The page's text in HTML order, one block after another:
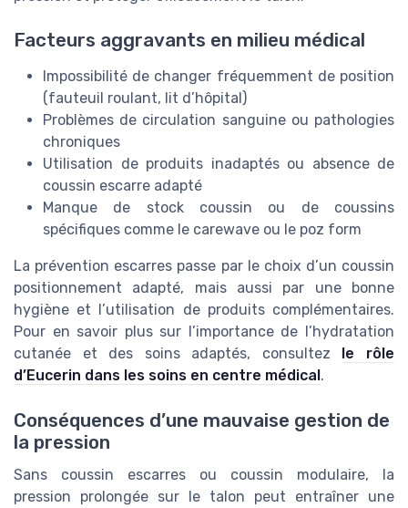
Facteurs aggravants en milieu médical
Impossibilité de changer fréquemment de position
(fauteuil roulant, lit d’hôpital)
Problèmes de circulation sanguine ou pathologies
chroniques
Utilisation de produits inadaptés ou absence de
coussin escarre adapté
Manque de stock coussin ou de coussins
spécifiques comme le carewave ou le poz form
La prévention escarres passe par le choix d’un coussin
positionnement adapté, mais aussi par une bonne
hygiène et l’utilisation de produits complémentaires.
Pour en savoir plus sur l’importance de l’hydratation
cutanée et des soins adaptés, consultez
le rôle
d’Eucerin dans les soins en centre médical .
Conséquences d’une mauvaise gestion de
la pression
Sans coussin escarres ou coussin modulaire, la
pression prolongée sur le talon peut entraîner une